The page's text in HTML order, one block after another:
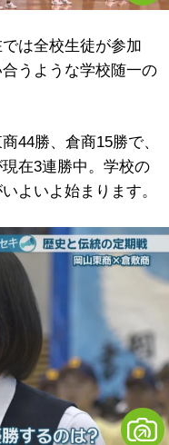
は全校生徒が参加
うような学校随一の
44勝、倉商15勝で、
在3連勝中。学校の
よいよ始まります。